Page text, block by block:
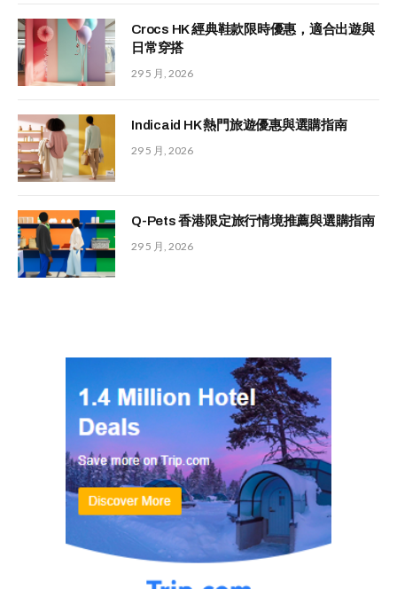
Crocs HK 經典鞋款限時優惠，適合出遊與
日常穿搭
29 5 月, 2026
Indicaid HK 熱門旅遊優惠與選購指南
29 5 月, 2026
Q-Pets 香港限定旅行情境推薦與選購指南
29 5 月, 2026